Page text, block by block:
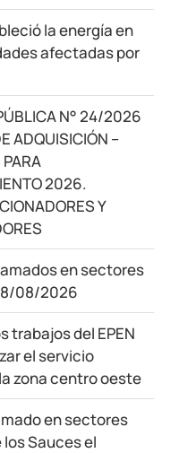
la energía en
afectadas por
N° 24/2026
ADQUISICIÓN –
2026.
Y
en sectores
08/2026
trabajos del EPEN
el servicio
zona centro oeste
en sectores
Sauces el